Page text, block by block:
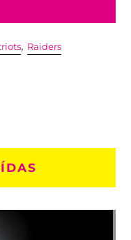
, Raiders